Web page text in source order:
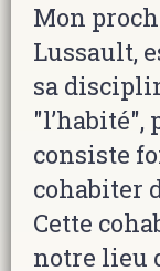
Mon
Lussault,
sa
consiste
cohabiter
Cette
notre lieu